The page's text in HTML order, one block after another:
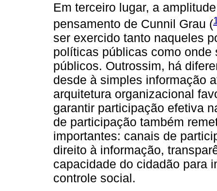
Em terceiro lugar, a
pensamento de Cunnil Grau (
ser exercido tanto naqueles
políticas públicas como
públicos. Outrossim, há
desde à simples informação
arquitetura organizacional
garantir participação efetiva
de participação também
importantes: canais de
direito à informação,
capacidade do cidadão para
controle social.